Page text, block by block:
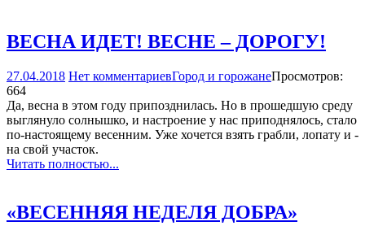
ВЕСНА ИДЕТ! ВЕСНЕ – ДОРОГУ!
27.04.2018 Нет комментариевГород и горожанеПросмотров:
664
Да, весна в этом году припозднилась. Но в прошедшую среду
выглянуло солнышко, и настроение у нас приподнялось, стало
по-настоящему весенним. Уже хочется взять грабли, лопату и -
на свой участок.
Читать полностью...
«ВЕСЕННЯЯ НЕДЕЛЯ ДОБРА»